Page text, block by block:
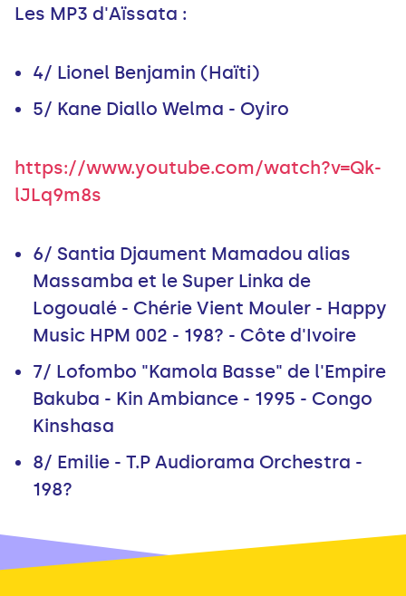
Les MP3 d'Aïssata :
4/ Lionel Benjamin (Haïti)
5/ Kane Diallo Welma - Oyiro
https://www.youtube.com/watch?v=Qk-
lJLq9m8s
6/ Santia Djaument Mamadou alias
Massamba et le Super Linka de
Logoualé - Chérie Vient Mouler - Happy
Music HPM 002 - 198? - Côte d'Ivoire
7/ Lofombo "Kamola Basse" de l'Empire
Bakuba - Kin Ambiance - 1995 - Congo
Kinshasa
8/ Emilie - T.P Audiorama Orchestra -
198?